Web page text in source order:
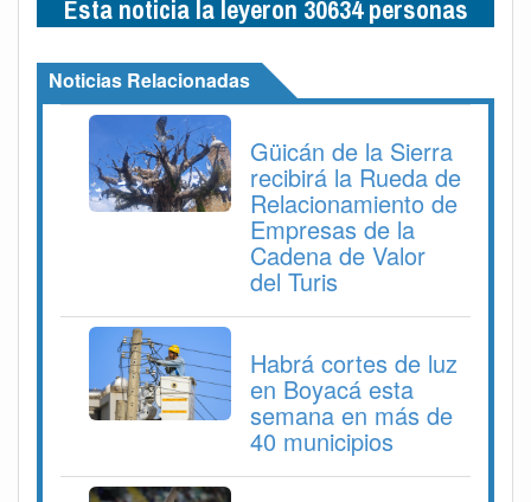
Esta noticia la leyeron 30634 personas
Noticias Relacionadas
Güicán de la Sierra
recibirá la Rueda de
Relacionamiento de
Empresas de la
Cadena de Valor
del Turis
Habrá cortes de luz
en Boyacá esta
semana en más de
40 municipios